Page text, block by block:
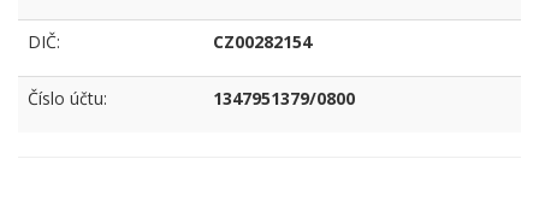
DIČ: CZ00282154
Číslo účtu: 1347951379/0800